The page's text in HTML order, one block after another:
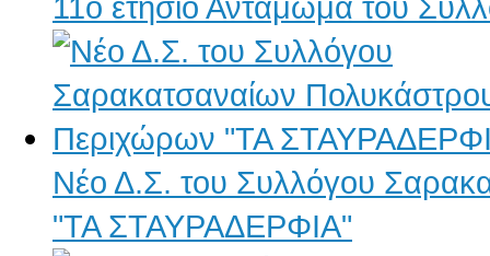
Νέο Δ.Σ. του Συλλόγου
"ΤΑ ΣΤΑΥΡΑΔΕΡΦΙΑ"